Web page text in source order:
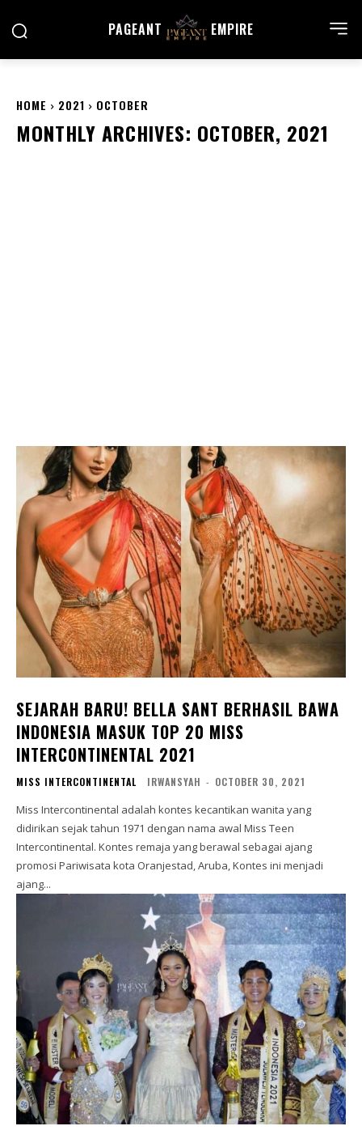
PAGEANT EMPIRE
HOME 2021 OCTOBER
MONTHLY ARCHIVES: OCTOBER, 2021
SEJARAH BARU! BELLA SANT BERHASIL BAWA
INDONESIA MASUK TOP 20 MISS
INTERCONTINENTAL 2021
MISS INTERCONTINENTAL IRWANSYAH - OCTOBER 30, 2021
Miss Intercontinental adalah kontes kecantikan wanita yang
didirikan sejak tahun 1971 dengan nama awal Miss Teen
Intercontinental. Kontes remaja yang berawal sebagai ajang
promosi Pariwisata kota Oranjestad, Aruba, Kontes ini menjadi
ajang...